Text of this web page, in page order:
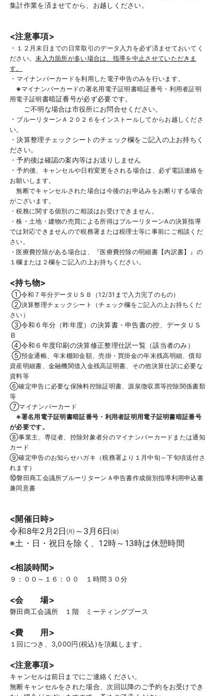
集計作業を済ませてから、お越しください。
<注意事項>
・ １２月末日までの日常取引のデータ入力を必ず済ませておいてく
ださい。未入力箇所が多い場合は、指導を中止させていただきま
す。
・ マイナンバーカードを利用した電子申告のみを行います。
※マイナンバーカードの署名用電子証明書暗証番号・利用者証明
用電子証明書暗証番号が必ず必要です。
ご不明な場合は市役所にお問合せください。
・ ブルーリターンＡ２０２６をインストールしてからお越しくださ
い。
・決算整理チェックシートのチェック欄をご記入の上お持ちく
ださい。
・予約後は確認の案内等はお送りしません
・予約後、キャンセルや日程変更をされる場合は、必ず電話連絡を
お願いします。
無断でキャンセルされた場合は今後のお申込みをお断りする場合
がございます。
・税務に関する個別のご相談はお受けできません。
・株・土地・建物の売買による所得はブルーリターンAの決算指導
では対応でき ませんので税務署または税理士等に事前にご相談くだ
さい。
・医療費控除がある場合は、『医療費控除の明細書【内訳書】』の
１欄または２欄を ご記入の上お持ちください。
<持ち物>
①令和７年分データＵＳＢ（12/31 まで入力完了のもの）
②決算整理チェックシート（チェック欄をご記入の上お持ちくだ
さい）
③令和６年分（昨年度）の決算書・申告書の控、データＵＳ
Ｂ
④令和６年度印刷の決算修正整理仕訳一覧（該当者のみ）
⑤預金通帳、年末棚卸金額、売掛・買掛金の年末残高明細、償却
資産明細書、 金融機関借入金残高証明書、その他決算仕訳に必要な
資料等
⑥確定申告に必要な保険料控除証明書、源泉徴収票等控除関係書類
等
⑦マイナンバーカード
※署名用電子証明書暗証番号・利用者証明用電子証明書暗証番号
が必要です。
⑧事業主、専従者、控除対象者分のマイナンバーカードまたは通知
カード
⑨確定申告のお知らせハガキ（税務署より１月中旬～下旬頃送付さ
れます）
⑩磐田商工会議所ブルーリターンＡ申告書作成個別指導利用申込書
兼同意書
<開催日時>
令和8年2月2日㈪～3月6日㈮
※土・日・祝日を除く、12時～13時は休憩時間
<相談時間>
９：００～１６：００ １時間３０分
<会 場>
磐田商工会議所 １階 ミーティングブース
<費 用>
１回につき、3,000円(税込)を頂戴します。
<注意事項>
キャンセルは前日までにご連絡ください。
無断キャンセルをされた場合、次回以降のご予約をお受けでき